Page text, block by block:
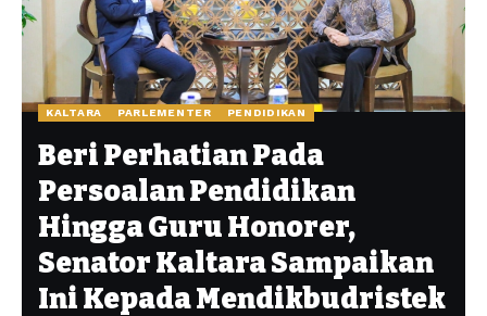
KALTARA PARLEMENTER PENDIDIKAN
Beri Perhatian Pada
Persoalan Pendidikan
Hingga Guru Honorer,
Senator Kaltara Sampaikan
Ini Kepada Mendikbudristek